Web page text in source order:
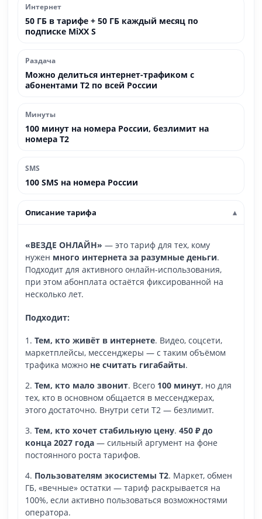
Интернет
50 ГБ в тарифе + 50 ГБ каждый месяц по
подписке MiXX S
Раздача
Можно делиться интернет-трафиком с
абонентами T2 по всей России
Минуты
100 минут на номера России, безлимит на
номера T2
SMS
100 SMS на номера России
Описание тарифа
«ВЕЗДЕ ОНЛАЙН» — это тариф для тех, кому
нужен много интернета за разумные деньги.
Подходит для активного онлайн-использования,
при этом абонплата остаётся фиксированной на
несколько лет.
Подходит:
1.Тем, кто живёт в интернете. Видео, соцсети,
маркетплейсы, мессенджеры — с таким объёмом
трафика можно не считать гигабайты.
2.Тем, кто мало звонит. Всего 100 минут, но для
тех, кто в основном общается в мессенджерах,
этого достаточно. Внутри сети T2 — безлимит.
3.Тем, кто хочет стабильную цену.450 ₽ до
конца 2027 года — сильный аргумент на фоне
постоянного роста тарифов.
4. Пользователям экосистемы T2. Маркет, обмен
ГБ, «вечные» остатки — тариф раскрывается на
100%, если активно пользоваться возможностями
оператора.